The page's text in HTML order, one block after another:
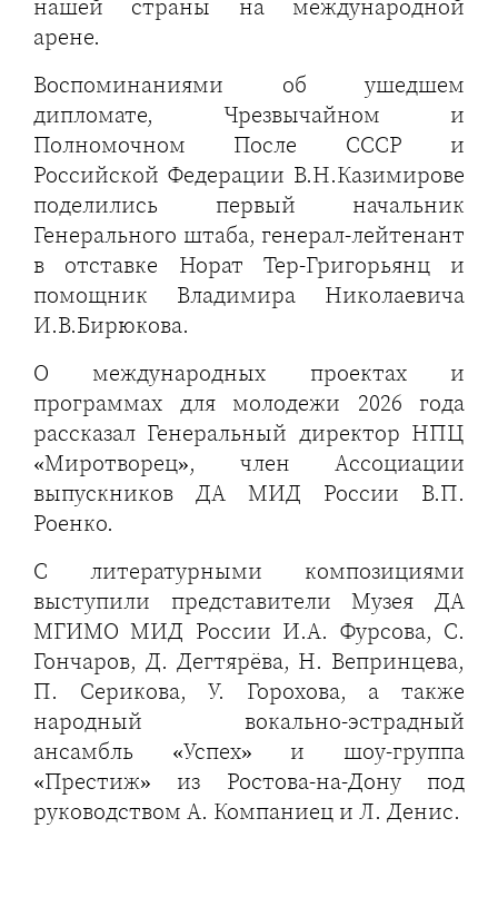
нашей страны на международной
арене.
Воспоминаниями об ушедшем
дипломате, Чрезвычайном и
Полномочном После СССР и
Российской Федерации В.Н.Казимирове
поделились первый начальник
Генерального штаба, генерал-лейтенант
в отставке Норат Тер-Григорьянц и
помощник Владимира Николаевича
И.В.Бирюкова.
О международных проектах и
программах для молодежи 2026 года
рассказал Генеральный директор НПЦ
«Миротворец», член Ассоциации
выпускников ДА МИД России В.П.
Роенко.
С литературными композициями
выступили представители Музея ДА
МГИМО МИД России И.А. Фурсова, С.
Гончаров, Д. Дегтярёва, Н. Вепринцева,
П. Серикова, У. Горохова, а также
народный вокально-эстрадный
ансамбль «Успех» и шоу-группа
«Престиж» из Ростова-на-Дону под
руководством А. Компаниец и Л. Денис.